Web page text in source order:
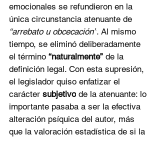
emocionales se refundieron en la
única circunstancia atenuante de
“arrebato u obcecación”. Al mismo
tiempo, se eliminó deliberadamente
el término “naturalmente” de la
definición legal. Con esta supresión,
el legislador quiso enfatizar el
carácter subjetivo de la atenuante: lo
importante pasaba a ser la efectiva
alteración psíquica del autor, más
que la valoración estadística de si la